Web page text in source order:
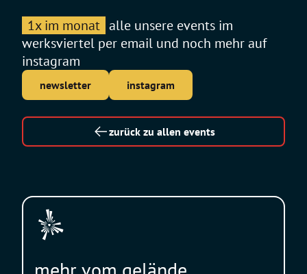
1x im monat alle unsere events im
werksviertel per email und noch mehr auf
instagram
newsletter instagram
zurück zu allen events